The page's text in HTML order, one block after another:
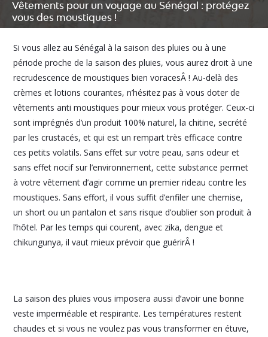
Vêtements pour un voyage au Sénégal : protégez
vous des moustiques !
Si vous allez au Sénégal à la saison des pluies ou à une
période proche de la saison des pluies, vous aurez droit à une
recrudescence de moustiques bien voracesÂ ! Au-delà des
crèmes et lotions courantes, n’hésitez pas à vous doter de
vêtements anti moustiques pour mieux vous protéger. Ceux-ci
sont imprégnés d’un produit 100% naturel, la chitine, secrété
par les crustacés, et qui est un rempart très efficace contre
ces petits volatils. Sans effet sur votre peau, sans odeur et
sans effet nocif sur l’environnement, cette substance permet
à votre vêtement d’agir comme un premier rideau contre les
moustiques. Sans effort, il vous suffit d’enfiler une chemise,
un short ou un pantalon et sans risque d’oublier son produit à
l’hôtel. Par les temps qui courent, avec zika, dengue et
chikungunya, il vaut mieux prévoir que guérirÂ !
La saison des pluies vous imposera aussi d’avoir une bonne
veste imperméable et respirante. Les températures restent
chaudes et si vous ne voulez pas vous transformer en étuve,